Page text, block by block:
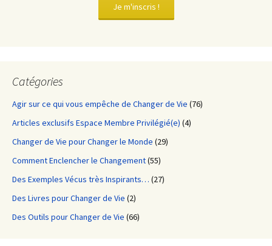
Je m'inscris !
Catégories
Agir sur ce qui vous empêche de Changer de Vie (76)
Articles exclusifs Espace Membre Privilégié(e) (4)
Changer de Vie pour Changer le Monde (29)
Comment Enclencher le Changement(55)
Des Exemples Vécus très Inspirants… (27)
Des Livres pour Changer de Vie (2)
Des Outils pour Changer de Vie (66)